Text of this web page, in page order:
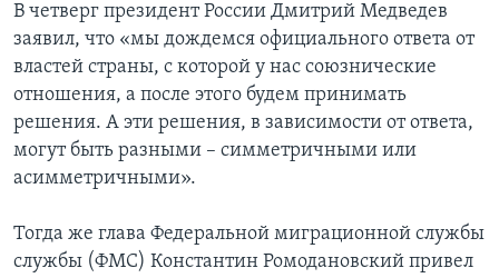
В четверг президент России Дмитрий Медведев
заявил, что «мы дождемся официального ответа от
властей страны, с которой у нас союзнические
отношения, а после этого будем принимать
решения. А эти решения, в зависимости от ответа,
могут быть разными – симметричными или
асимметричными».
Тогда же глава Федеральной миграционной службы
службы (ФМС) Константин Ромодановский привел